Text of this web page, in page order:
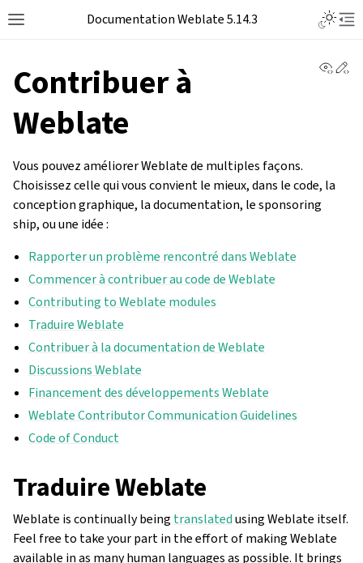
Documentation Weblate 5.14.3
Contribuer à
Weblate
Vous pouvez améliorer Weblate de multiples façons.
Choisissez celle qui vous convient le mieux, dans le code, la
conception graphique, la documentation, le sponsoring
ship, ou une idée :
Rapporter un problème rencontré dans Weblate
Commencer à contribuer au code de Weblate
Contributing to Weblate modules
Traduire Weblate
Contribuer à la documentation de Weblate
Discussions Weblate
Financement des développements Weblate
Weblate Contributor Communication Guidelines
Code of Conduct
Traduire Weblate
Weblate is continually being translatedusing Weblate itself.
Feel free to take your part in the effort of making Weblate
available in as many human languages as possible. It brings